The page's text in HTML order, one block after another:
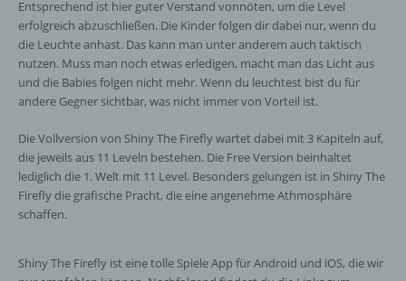
Entsprechend ist hier guter Verstand vonnöten, um die Level
erfolgreich abzuschließen. Die Kinder folgen dir dabei nur, wenn du
die Leuchte anhast. Das kann man unter anderem auch taktisch
nutzen. Muss man noch etwas erledigen, macht man das Licht aus
und die Babies folgen nicht mehr. Wenn du leuchtest bist du für
andere Gegner sichtbar, was nicht immer von Vorteil ist.
Die Vollversion von Shiny The Firefly wartet dabei mit 3 Kapiteln auf,
die jeweils aus 11 Leveln bestehen. Die Free Version beinhaltet
lediglich die 1. Welt mit 11 Level. Besonders gelungen ist in Shiny The
Firefly die grafische Pracht, die eine angenehme Athmosphäre
schaffen.
Shiny The Firefly ist eine tolle Spiele App für Android und iOS, die wir